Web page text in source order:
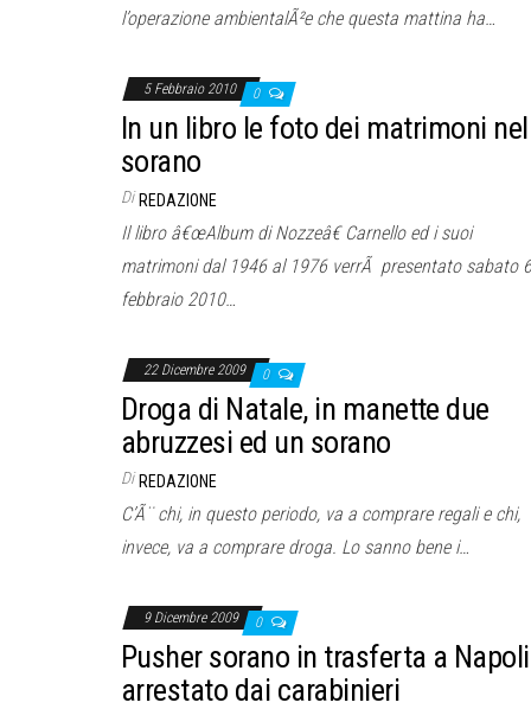
l’operazione ambientalÃ²e che questa mattina ha…
5 Febbraio 2010 0
In un libro le foto dei matrimoni nel
sorano
Di REDAZIONE
Il libro â€œAlbum di Nozzeâ€ Carnello ed i suoi
matrimoni dal 1946 al 1976 verrÃ presentato sabato 6
febbraio 2010…
22 Dicembre 2009 0
Droga di Natale, in manette due
abruzzesi ed un sorano
Di REDAZIONE
C’Ã¨ chi, in questo periodo, va a comprare regali e chi,
invece, va a comprare droga. Lo sanno bene i…
9 Dicembre 2009 0
Pusher sorano in trasferta a Napoli
arrestato dai carabinieri